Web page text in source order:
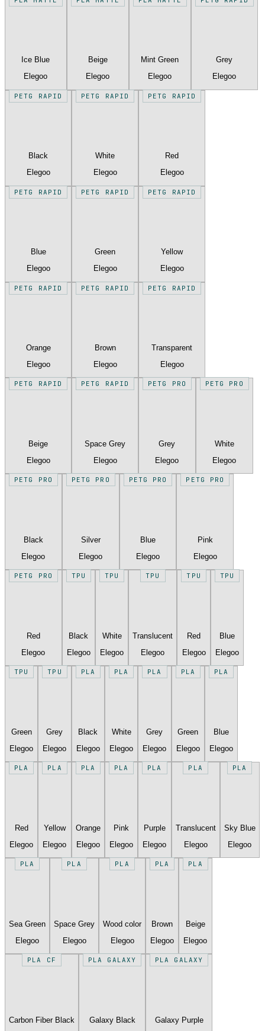
Ice Blue
Elegoo
Beige
Elegoo
Mint Green
Elegoo
Grey
Elegoo
PETG RAPID
Black
Elegoo
PETG RAPID
White
Elegoo
PETG RAPID
Red
Elegoo
PETG RAPID
Blue
Elegoo
PETG RAPID
Green
Elegoo
PETG RAPID
Yellow
Elegoo
PETG RAPID
Orange
Elegoo
PETG RAPID
Brown
Elegoo
PETG RAPID
Transparent
Elegoo
PETG RAPID
Beige
Elegoo
PETG RAPID
Space Grey
Elegoo
PETG PRO
Grey
Elegoo
PETG PRO
White
Elegoo
PETG PRO
Black
Elegoo
PETG PRO
Silver
Elegoo
PETG PRO
Blue
Elegoo
PETG PRO
Pink
Elegoo
PETG PRO
Red
Elegoo
TPU
Black
Elegoo
TPU
White
Elegoo
TPU
Translucent
Elegoo
TPU
Red
Elegoo
TPU
Blue
Elegoo
TPU
Green
Elegoo
TPU
Grey
Elegoo
PLA
Black
Elegoo
PLA
White
Elegoo
PLA
Grey
Elegoo
PLA
Green
Elegoo
PLA
Blue
Elegoo
PLA
Red
Elegoo
PLA
Yellow
Elegoo
PLA
Orange
Elegoo
PLA
Pink
Elegoo
PLA
Purple
Elegoo
PLA
Translucent
Elegoo
PLA
Sky Blue
Elegoo
PLA
Sea Green
Elegoo
PLA
Space Grey
Elegoo
PLA
Wood color
Elegoo
PLA
Brown
Elegoo
PLA
Beige
Elegoo
PLA CF
Carbon Fiber Black
PLA GALAXY
Galaxy Black
PLA GALAXY
Galaxy Purple